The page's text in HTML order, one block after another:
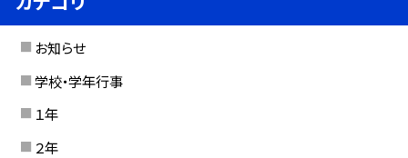
お知らせ
学校・学年行事
１年
２年